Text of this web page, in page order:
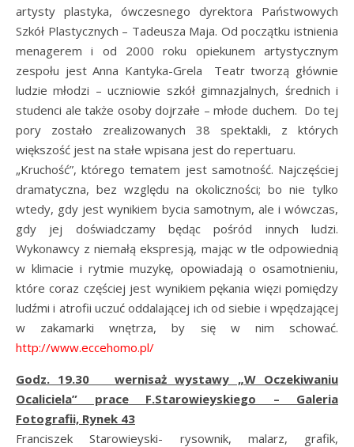
artysty plastyka, ówczesnego dyrektora Państwowych
Szkół Plastycznych – Tadeusza Maja. Od początku istnienia
menagerem i od 2000 roku opiekunem artystycznym
zespołu jest Anna Kantyka-Grela Teatr tworzą głównie
ludzie młodzi – uczniowie szkół gimnazjalnych, średnich i
studenci ale także osoby dojrzałe – młode duchem. Do tej
pory zostało zrealizowanych 38 spektakli, z których
większość jest na stałe wpisana jest do repertuaru.
„Kruchość”, którego tematem jest samotność. Najczęściej
dramatyczna, bez względu na okoliczności; bo nie tylko
wtedy, gdy jest wynikiem bycia samotnym, ale i wówczas,
gdy jej doświadczamy będąc pośród innych ludzi.
Wykonawcy z niemałą ekspresją, mając w tle odpowiednią
w klimacie i rytmie muzykę, opowiadają o osamotnieniu,
które coraz częściej jest wynikiem pękania więzi pomiędzy
ludźmi i atrofii uczuć oddalającej ich od siebie i wpędzającej
w zakamarki wnętrza, by się w nim schować.
http://www.eccehomo.pl/
Godz. 19.30 wernisaż wystawy „W Oczekiwaniu
Ocaliciela” prace F.Starowieyskiego – Galeria
Fotografii, Rynek 43
Franciszek Starowieyski- rysownik, malarz, grafik,